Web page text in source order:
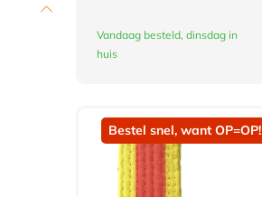
Vandaag besteld, dinsdag in
huis
Bestel snel, want OP=OP!